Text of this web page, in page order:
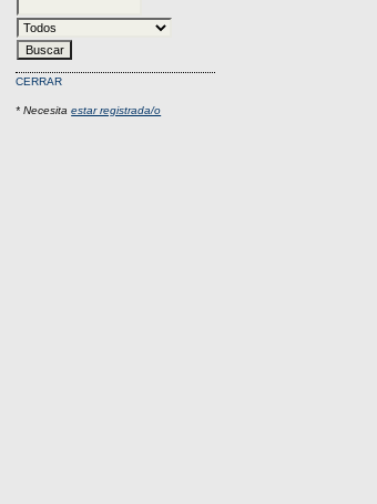
CERRAR
* Necesitaestar registrada/o